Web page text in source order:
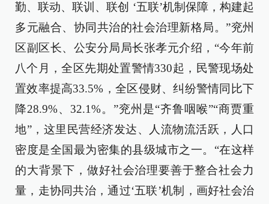
勤、联动、联训、联创 ‘五联’机制保障，构建起
多元融合、协同共治的社会治理新格局。”兖州
区副区长、公安分局局长张孝元介绍，“今年前
八个月，全区先期处置警情330起，民警现场处
置效率提高33.5%，全区侵财、纠纷警情同比下
降28.9%、32.1%。”兖州是“齐鲁咽喉”“商贾重
地”，这里民营经济发达、人流物流活跃，人口
密度是全国最为密集的县级城市之一。“在这样
的大背景下，做好社会治理要善于整合社会力
量，走协同共治，通过‘五联’机制，画好社会治